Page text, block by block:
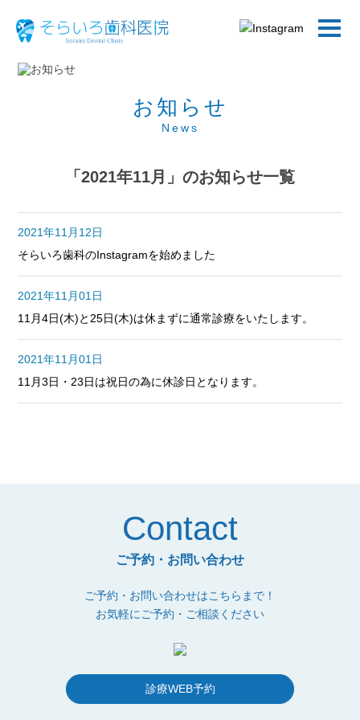
お知らせ
News
「2021年11月」のお知らせ一覧
2021年11月12日
そらいろ歯科のInstagramを始めました
2021年11月01日
11月4日(木)と25日(木)は休まずに通常診療をいたします。
2021年11月01日
11月3日・23日は祝日の為に休診日となります。
Contact
ご予約・お問い合わせ
ご予約・お問い合わせはこちらまで！
お気軽にご予約・ご相談ください
診療WEB予約